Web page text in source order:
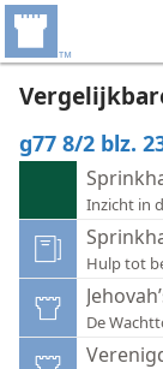
g77 8/2 blz.
Inzicht in
Hulp tot
De